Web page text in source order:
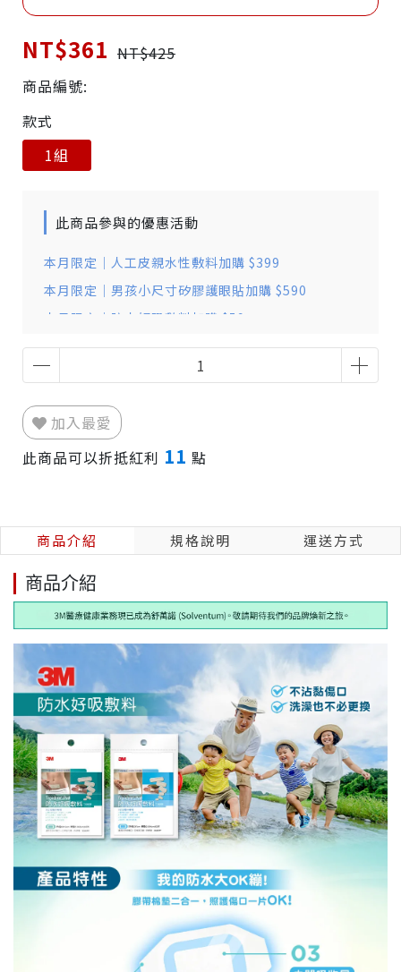
NT$361 NT$425
商品編號:
款式
1組
此商品參與的優惠活動
本月限定｜人工皮親水性敷料加購 $399
本月限定｜男孩小尺寸矽膠護眼貼加購 $590
本月限定｜防水好吸敷料加購 $59
加入最愛
此商品可以折抵紅利 11 點
商品介紹 規格說明 運送方式
商品介紹